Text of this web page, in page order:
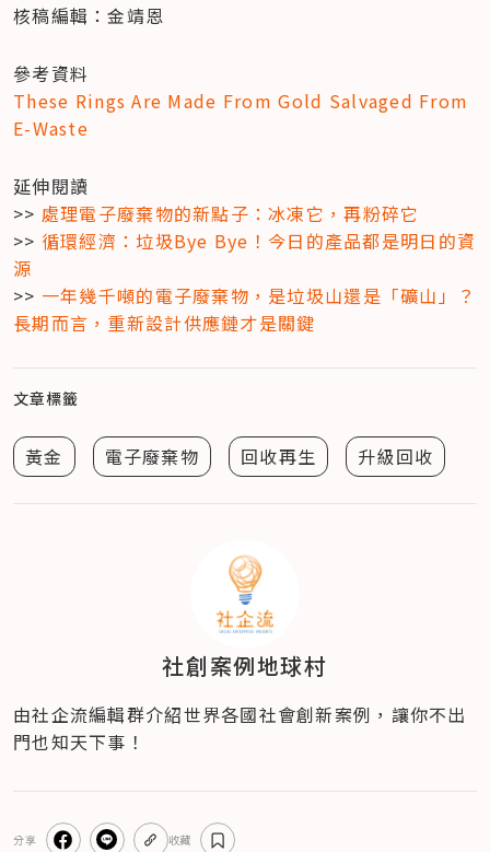
核稿編輯：金靖恩
These Rings Are Made From Gold Salvaged From
E-Waste
延伸閱讀
>> 處理電子廢棄物的新點子：冰凍它，再粉碎它
>> 循環經濟：垃圾Bye Bye！今日的產品都是明日的資
源
>> 一年幾千噸的電子廢棄物，是垃圾山還是「礦山」？
長期而言，重新設計供應鏈才是關鍵
文章標籤
黃金 電子廢棄物 回收再生 升級回收
社創案例地球村
由社企流編輯群介紹世界各國社會創新案例，讓你不出
門也知天下事！
分享 收藏